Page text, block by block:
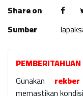
Share on
Sumber
PEMBERITAHUAN
Gunakan
memastikan